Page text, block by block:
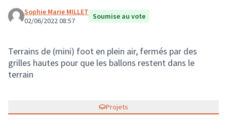
Sophie Marie MILLET
02/06/2022 08:57
Soumise au vote
Terrains de (mini) foot en plein air, fermés par des
grilles hautes pour que les ballons restent dans le
terrain
Projets